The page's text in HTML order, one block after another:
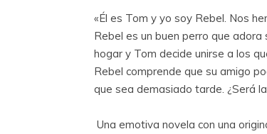
«Él es Tom y yo soy Rebel. Nos
Rebel es un buen perro que
hogar y Tom decide unirse a los
Rebel comprende que su amigo
que sea demasiado tarde. ¿Será
 Una emotiva novela con una